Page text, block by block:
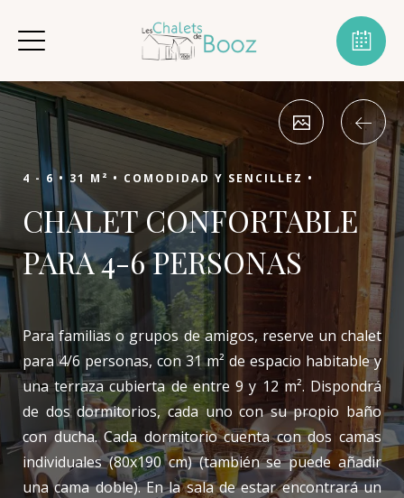
4 - 6 • 31 M² • COMODIDAD Y SENCILLEZ •
CHALET CONFORTABLE
PARA 4-6 PERSONAS
Para familias o grupos de amigos, reserve un chalet
para 4/6 personas, con 31 m² de espacio habitable y
una terraza cubierta de entre 9 y 12 m². Dispondrá
de dos dormitorios, cada uno con su propio baño
con ducha. Cada dormitorio cuenta con dos camas
individuales (80x190 cm) (también se puede añadir
una cama doble). En la sala de estar encontrará un